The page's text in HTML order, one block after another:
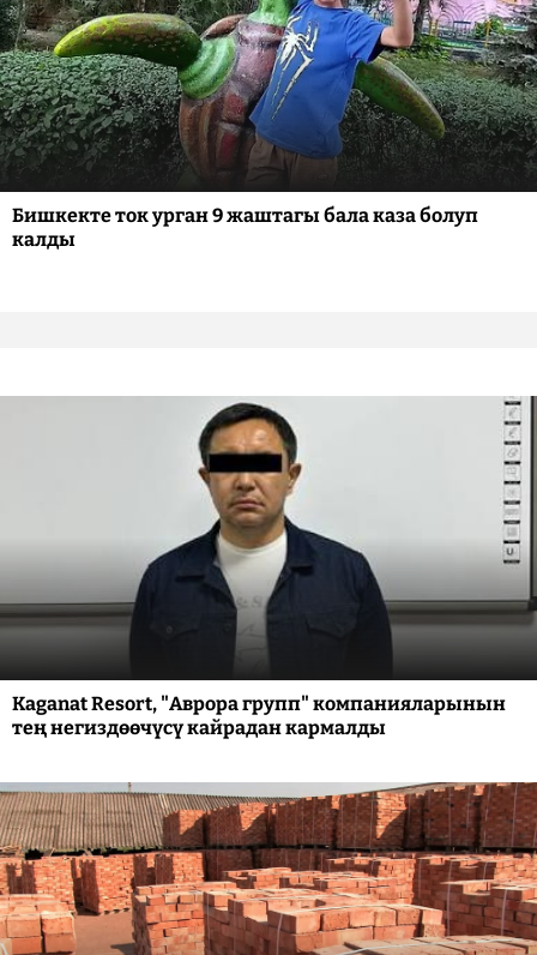
Бишкекте ток урган 9 жаштагы бала каза болуп
калды
Kaganat Resort, "Аврора групп" компанияларынын
тең негиздөөчүсү кайрадан кармалды